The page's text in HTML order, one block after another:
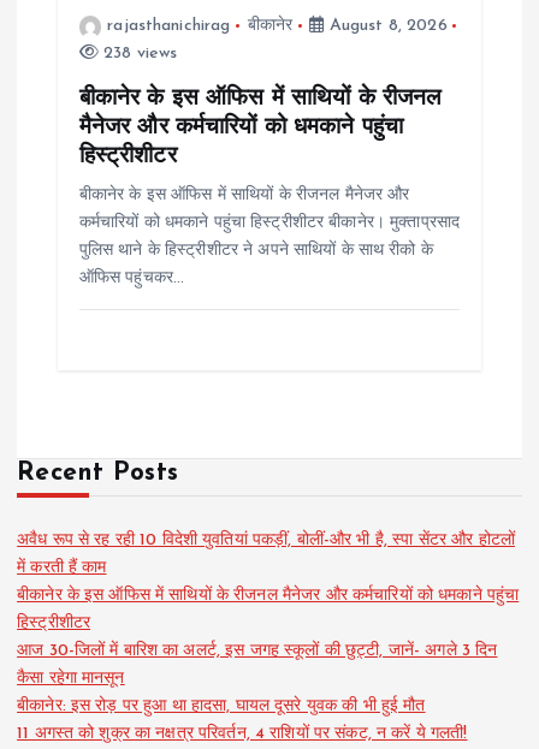
rajasthanichirag बीकानेर
August 8, 2026
238 views
बीकानेर के इस ऑफिस में साथियों के रीजनल
मैनेजर और कर्मचारियों को धमकाने पहुंचा
हिस्ट्रीशीटर
बीकानेर के इस ऑफिस में साथियों के रीजनल मैनेजर और
कर्मचारियों को धमकाने पहुंचा हिस्ट्रीशीटर बीकानेर। मुक्ताप्रसाद
पुलिस थाने के हिस्ट्रीशीटर ने अपने साथियों के साथ रीको के
ऑफिस पहुंचकर…
Recent Posts
अवैध रूप से रह रही 10 विदेशी युवतियां पकड़ीं, बोलीं-और भी है, स्पा सेंटर और होटलों
में करती हैं काम
बीकानेर के इस ऑफिस में साथियों के रीजनल मैनेजर और कर्मचारियों को धमकाने पहुंचा
हिस्ट्रीशीटर
आज 30-जिलों में बारिश का अलर्ट, इस जगह स्कूलों की छुट्टी, जानें- अगले 3 दिन
कैसा रहेगा मानसून
बीकानेर: इस रोड़ पर हुआ था हादसा, घायल दूसरे युवक की भी हुई मौत
11 अगस्त को शुक्र का नक्षत्र परिवर्तन, 4 राशियों पर संकट, न करें ये गलती!